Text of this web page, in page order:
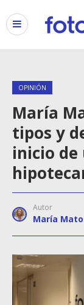
OPINIÓN
María
tipos y
inicio de
Autor
María